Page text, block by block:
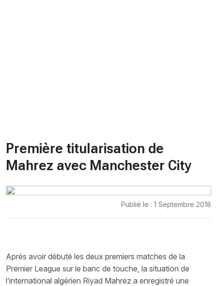
Première titularisation de
Mahrez avec Manchester City
Publié le : 1 Septembre 2018
Après avoir débuté les deux premiers matches de la
Premier League sur le banc de touche, la situation de
l’international algérien Riyad Mahrez a enregistré une